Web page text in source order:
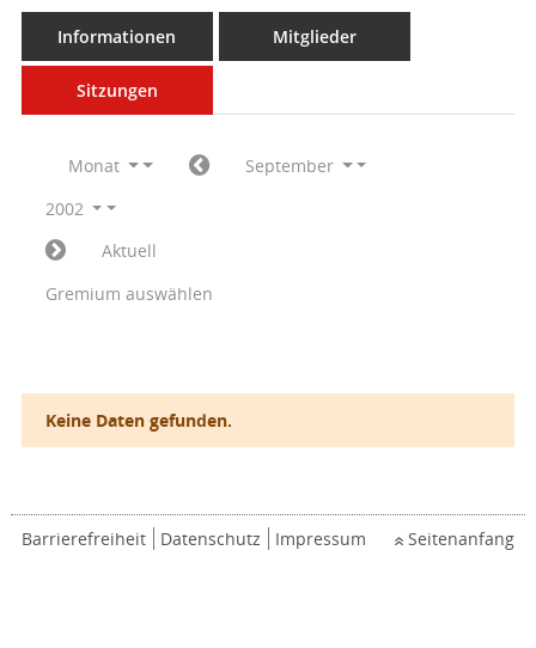
Informationen Mitglieder
Sitzungen
Monat
September
2002
Aktuell
Gremium auswählen
Keine Daten gefunden.
Barrierefreiheit Datenschutz Impressum Seitenanfang